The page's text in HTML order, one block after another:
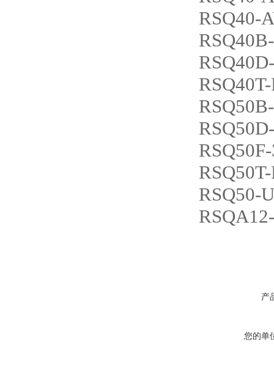
RSQ40-
RSQ40T-
RSQ50T-
RSQ50-
产
您的单